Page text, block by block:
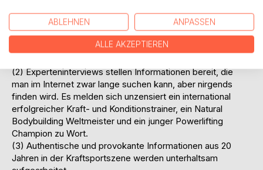
entwickelt wurden. Kein Autor hat bisher diese Systeme in
einem deutschsprachigen Werk zusammengestellt und
besprochen. Zusätzlich gibt es verständliche Erklärungen
(2) Experteninterviews stellen Informationen bereit, die
man im Internet zwar lange suchen kann, aber nirgends
finden wird. Es melden sich unzensiert ein international
erfolgreicher Kraft- und Konditionstrainer, ein Natural
Bodybuilding Weltmeister und ein junger Powerlifting
Champion zu Wort.
(3) Authentische und provokante Informationen aus 20
Jahren in der Kraftsportszene werden unterhaltsam
ABLEHNEN ANPASSEN
ALLE AKZEPTIEREN